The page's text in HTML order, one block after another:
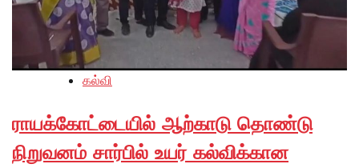
கல்வி
ராயக்கோட்டையில் ஆற்காடு தொண்டு
நிறுவனம் சார்பில் உயர் கல்விக்கான